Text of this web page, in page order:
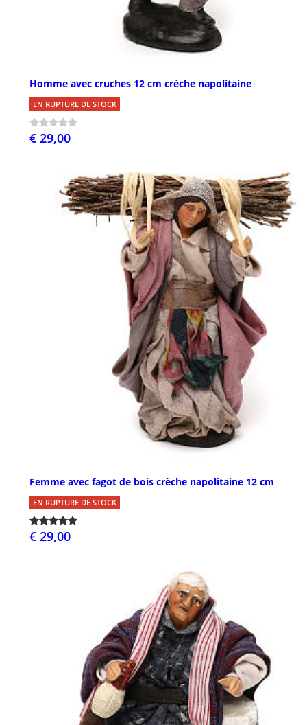
Homme avec cruches 12 cm crèche napolitaine
EN RUPTURE DE STOCK
€ 29,00
Femme avec fagot de bois crèche napolitaine 12 cm
EN RUPTURE DE STOCK
€ 29,00